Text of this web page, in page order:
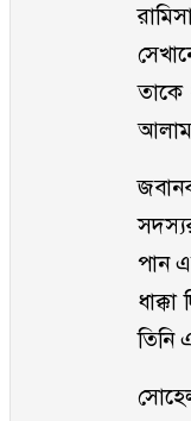
তাকে
পান
তিনি